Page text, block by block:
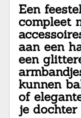
Een
compleet
aan een
een
kunnen
of
je dochter